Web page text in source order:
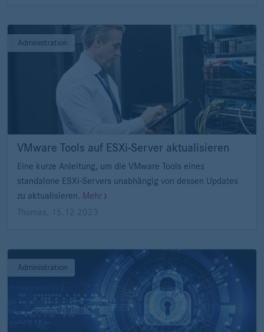
Administration
VMware Tools auf ESXi-Server aktualisieren
Eine kurze Anleitung, um die VMware Tools eines
standalone ESXi-Servers unabhängig von dessen Updates
zu aktualisieren. Mehr
Thomas
15.12.2023
Administration